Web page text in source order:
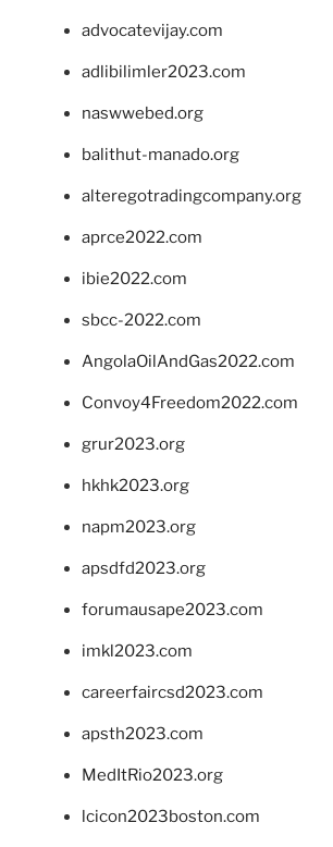
advocatevijay.com
adlibilimler2023.com
naswwebed.org
balithut-manado.org
alteregotradingcompany.org
aprce2022.com
ibie2022.com
sbcc-2022.com
AngolaOilAndGas2022.com
Convoy4Freedom2022.com
grur2023.org
hkhk2023.org
napm2023.org
apsdfd2023.org
forumausape2023.com
imkl2023.com
careerfaircsd2023.com
apsth2023.com
MedItRio2023.org
lcicon2023boston.com